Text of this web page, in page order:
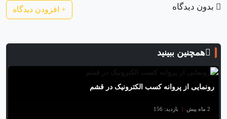
بدون دیدگاه + افزودن دیدگاه
همچنین ببینید
رونمایی از پروانه کسب الکترونیک در قشم
2 ماه پیش | بازدید: 156